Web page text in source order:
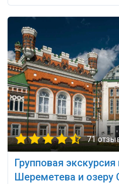
71
Групповая
Шереметева и озеру